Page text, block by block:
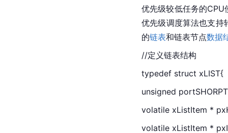
优先级较低任务的
优先级调度算法也支持
的链表和链表节点数据
//定义链表结构
typedef struct xLIST{
unsigned
volatile xListItem *
volatile xListItem *